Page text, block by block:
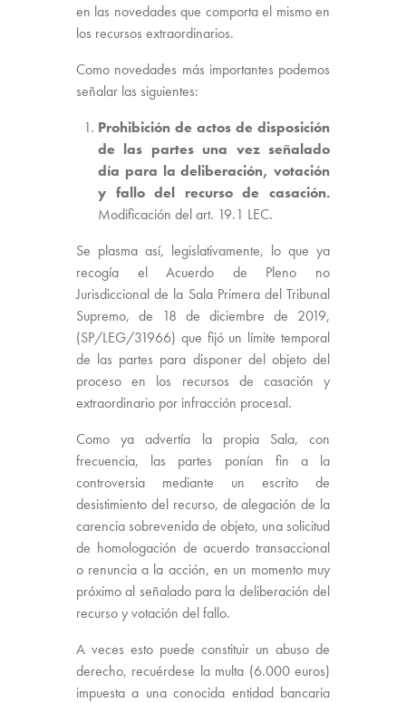
en las novedades que comporta el mismo en
los recursos extraordinarios.
Como novedades más importantes podemos
señalar las siguientes:
Prohibición de actos de disposición
de las partes una vez señalado
día para la deliberación, votación
y fallo del recurso de casación.
Modificación del art. 19.1 LEC.
Se plasma así, legislativamente, lo que ya
recogía el Acuerdo de Pleno no
Jurisdiccional de la Sala Primera del Tribunal
Supremo, de 18 de diciembre de 2019,
(SP/LEG/31966) que fijó un límite temporal
de las partes para disponer del objeto del
proceso en los recursos de casación y
extraordinario por infracción procesal.
Como ya advertía la propia Sala, con
frecuencia, las partes ponían fin a la
controversia mediante un escrito de
desistimiento del recurso, de alegación de la
carencia sobrevenida de objeto, una solicitud
de homologación de acuerdo transaccional
o renuncia a la acción, en un momento muy
próximo al señalado para la deliberación del
recurso y votación del fallo.
A veces esto puede constituir un abuso de
derecho, recuérdese la multa (6.000 euros)
impuesta a una conocida entidad bancaria